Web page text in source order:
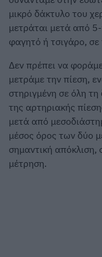
μικρό δάκτυλο του
μετράται μετά από
φαγητό ή τσιγάρο, σε
Δεν πρέπει να
μετράμε την πίεση,
στηριγμένη σε όλη
της αρτηριακής
μετά από
μέσος όρος των δύο
σημαντική απόκλιση,
μέτρηση.